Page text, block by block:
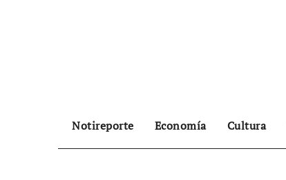
Notireporte Economía Cultura